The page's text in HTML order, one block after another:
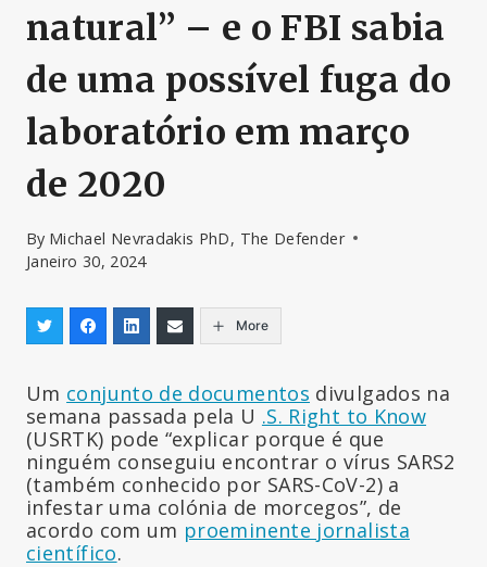
natural” – e o FBI sabia
de uma possível fuga do
laboratório em março
de 2020
By Michael Nevradakis PhD, The Defender
Janeiro 30, 2024
More
Um conjunto de documentos divulgados na
semana passada pela U .S. Right to Know
(USRTK) pode “explicar porque é que
ninguém conseguiu encontrar o vírus SARS2
(também conhecido por SARS-CoV-2) a
infestar uma colónia de morcegos”, de
acordo com um proeminente jornalista
científico.